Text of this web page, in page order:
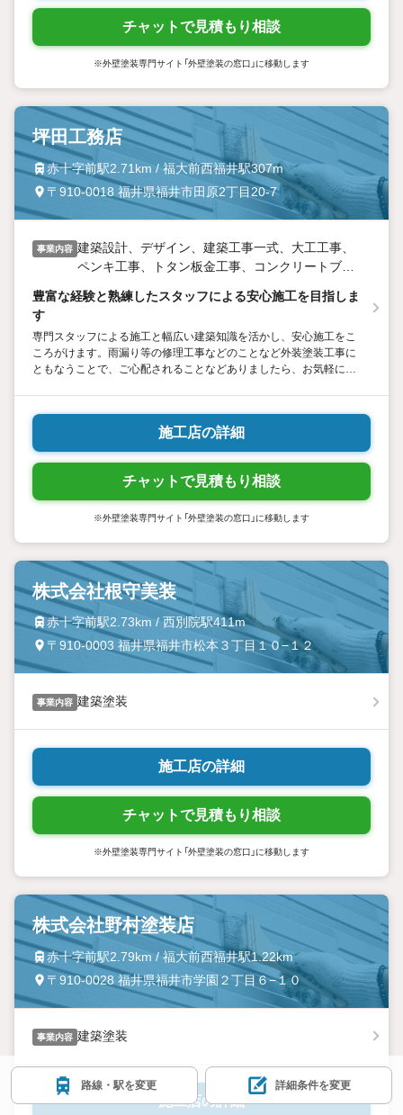
チャットで見積もり相談
※外壁塗装専門サイト「外壁塗装の窓口」に移動します
坪田工務店
赤十字前駅2.71km / 福大前西福井駅307m
〒910-0018 福井県福井市田原2丁目20-7
事業内容 建築設計、デザイン、建築工事一式、大工工事、
ペンキ工事、トタン板金工事、コンクリートブロ
事、屋根工事、足場組工事、修繕工事、鉄骨工
豊富な経験と熟練したスタッフによる安心施工を目指しま
す
専門スタッフによる施工と幅広い建築知識を活かし、安心施工をこ
ころがけます。雨漏り等の修理工事などのことなど外装塗装工事に
ともなうことで、ご心配されることなどありましたら、お気軽に喜
施工店の詳細
チャットで見積もり相談
※外壁塗装専門サイト「外壁塗装の窓口」に移動します
株式会社根守美装
赤十字前駅2.73km / 西別院駅411m
〒910-0003 福井県福井市松本３丁目１０−１２
事業内容 建築塗装
施工店の詳細
チャットで見積もり相談
※外壁塗装専門サイト「外壁塗装の窓口」に移動します
株式会社野村塗装店
赤十字前駅2.79km / 福大前西福井駅1.22km
〒910-0028 福井県福井市学園２丁目６−１０
事業内容 建築塗装
施工店の詳細
路線・駅を変更 詳細条件を変更